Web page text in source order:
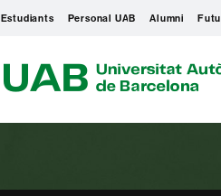
Estudiants Personal UAB Alumni